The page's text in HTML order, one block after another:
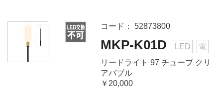
コード： 52873800
MKP-K01D LED
電
リードライト 97 チューブ クリ
アバブル
￥20,000